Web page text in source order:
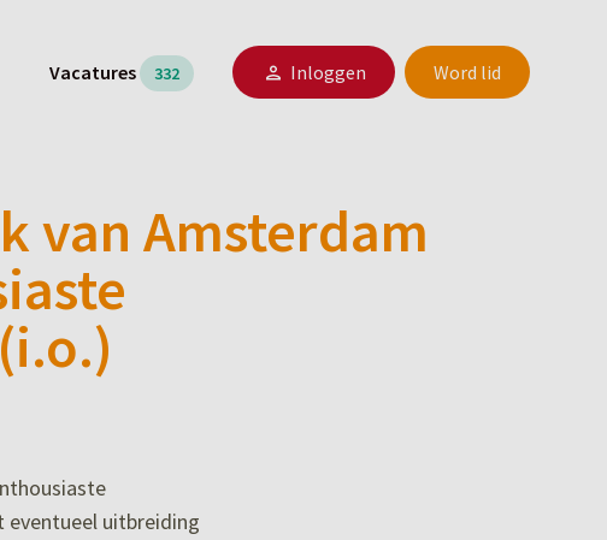
Vacatures 332 Inloggen Word lid
van Amsterdam
eventueel uitbreiding